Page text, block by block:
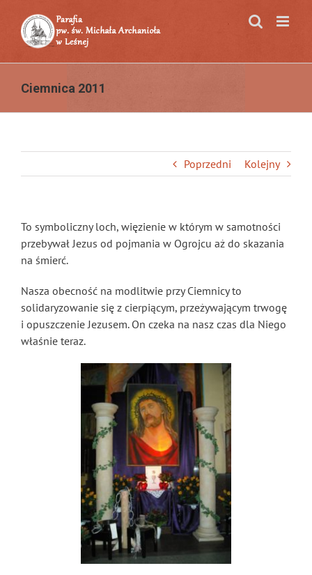
zawartości
Ciemnica 2011
Poprzedni Kolejny
To symboliczny loch, więzienie w którym w samotności
przebywał Jezus od pojmania w Ogrojcu aż do skazania
na śmierć.
Nasza obecność na modlitwie przy Ciemnicy to
solidaryzowanie się z cierpiącym, przeżywającym trwogę
i opuszczenie Jezusem. On czeka na nasz czas dla Niego
właśnie teraz.